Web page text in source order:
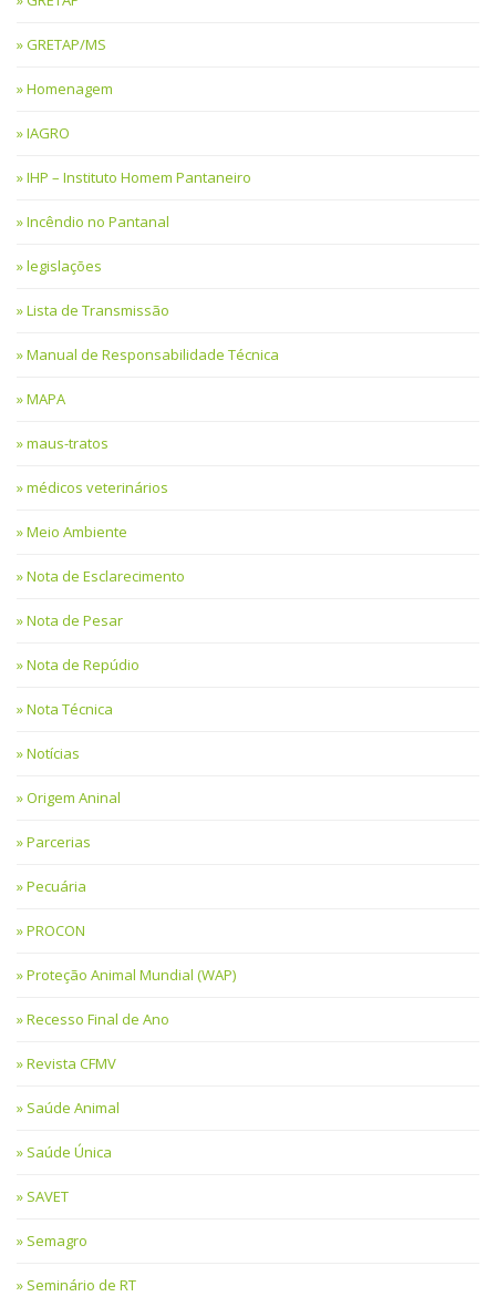
GRETAP/MS
Homenagem
IAGRO
IHP – Instituto Homem Pantaneiro
Incêndio no Pantanal
legislações
Lista de Transmissão
Manual de Responsabilidade Técnica
MAPA
maus-tratos
médicos veterinários
Meio Ambiente
Nota de Esclarecimento
Nota de Pesar
Nota de Repúdio
Nota Técnica
Notícias
Origem Aninal
Parcerias
Pecuária
PROCON
Proteção Animal Mundial (WAP)
Recesso Final de Ano
Revista CFMV
Saúde Animal
Saúde Única
SAVET
Semagro
Seminário de RT